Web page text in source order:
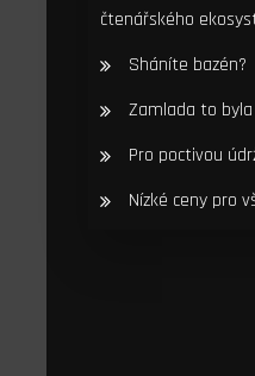
čtenářského
Sháníte bazén?
Zamlada to
Pro poctivou
Nízké ceny pro